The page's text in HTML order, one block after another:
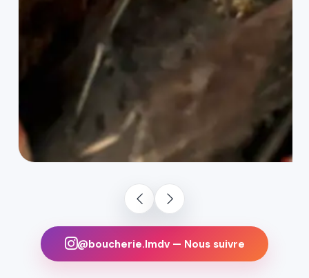
@boucherie.lmdv — Nous suivre